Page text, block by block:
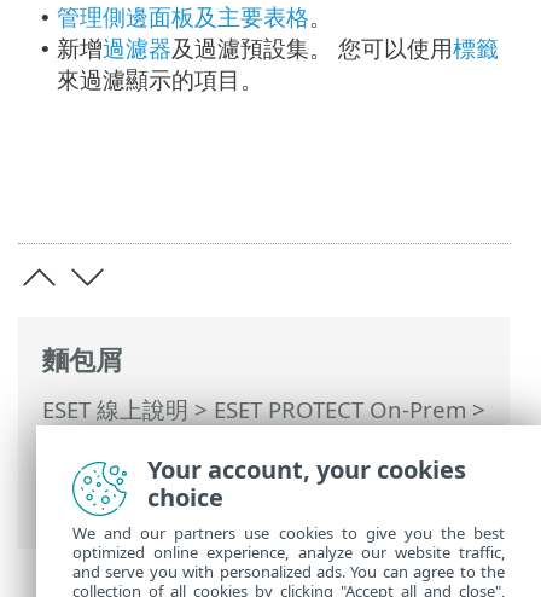
麵包屑
ESET 線上說明>ESET PROTECT On-Prem>
PROTECT On-Prem 主功能表>其他>憑證
> 對等憑證
• 管理側邊面板及主要表格。
• 新增過濾器及過濾預設集。 您可以使用標籤
來過濾顯示的項目。
Your account, your cookies
choice
We and our partners use cookies to give you the best
optimized online experience, analyze our website traffic,
and serve you with personalized ads. You can agree to the
collection of all cookies by clicking "Accept all and close",